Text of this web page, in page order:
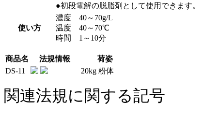
●初段電解の脱脂剤として使用できます。
使い方
濃度 40～70g/L
温度 40～70℃
時間 1～10分
商品名 法規情報
荷姿
DS-11
20kg 粉体
関連法規に関する記号